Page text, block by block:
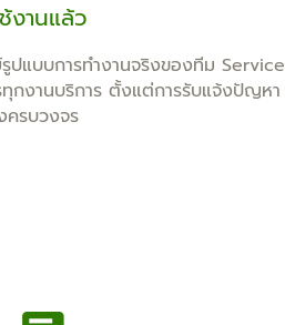
งานแล้ว
ปแบบการทำงานจริงของทีม Service
กงานบริการ ตั้งแต่การรับแจ้งปัญหา
รบวงจร